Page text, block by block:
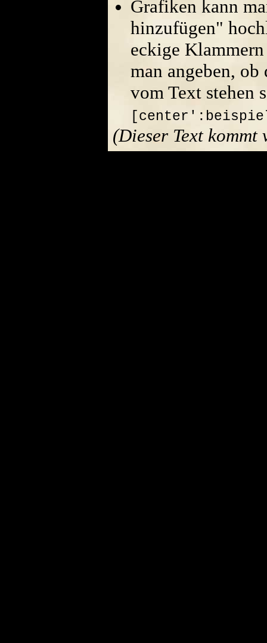
Grafiken kann
hinzufügen"
eckige
man angeben,
vom Text stehen
(Dieser Text kommt